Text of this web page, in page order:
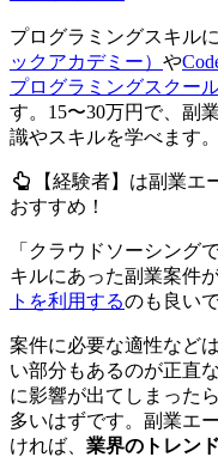
プログラミングスキル
ックアカデミー） や
プログラミングスクー
す。15〜30万円で、副
識やスキルを学べます。
【経験者】は副業
おすすめ！
「クラウドソーシング
キルにあった副業案件
トを利用するのも良い
案件に必要な適性など
い部分もあるのが正直
に影響が出てしまった
多いはずです。副業エ
ければ、 業界のトレン